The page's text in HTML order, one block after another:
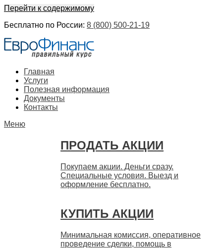
Перейти к содержимому
Бесплатно по России: 8 (800) 500-21-19
ЕвроФинанс
БыстроГлавная
Услуги
Полезная информация
Документы
Контакты
Меню
ПРОДАТЬ АКЦИИ
Покупаем акции. Деньги сразу.
Специальные условия. Выезд и
оформление бесплатно.
КУПИТЬ АКЦИИ
Минимальная комиссия, оперативное
проведение сделки, помощь в